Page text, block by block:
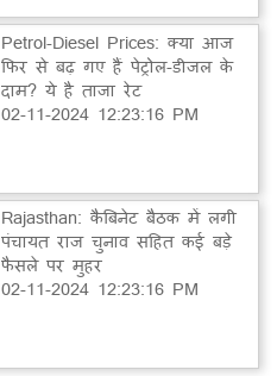
Petrol-Diesel Prices: क्या आज
फिर से बढ़ गए हैं पेट्रोल-डीजल के
दाम? ये है ताजा रेट
02-11-2024 12:23:16 PM
Rajasthan: कैबिनेट बैठक में लगी
पंचायत राज चुनाव सहित कई बड़े
फैसले पर मुहर
02-11-2024 12:23:16 PM